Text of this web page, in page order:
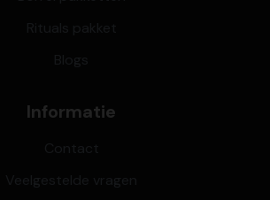
Informatie